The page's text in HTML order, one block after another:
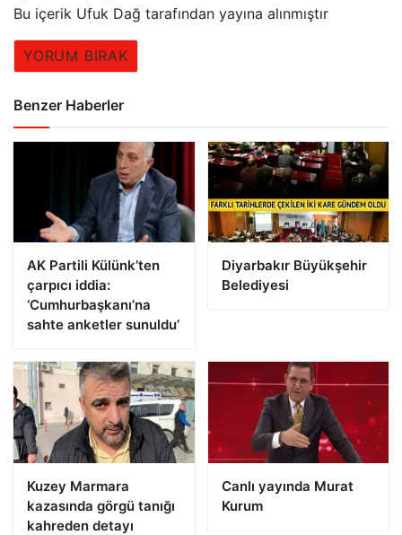
Bu içerik Ufuk Dağ tarafından yayına alınmıştır
YORUM BIRAK
Benzer Haberler
AK Partili Külünk’ten
çarpıcı iddia:
‘Cumhurbaşkanı’na
sahte anketler sunuldu’
Diyarbakır Büyükşehir
Belediyesi
Kuzey Marmara
kazasında görgü tanığı
kahreden detayı
Canlı yayında Murat
Kurum